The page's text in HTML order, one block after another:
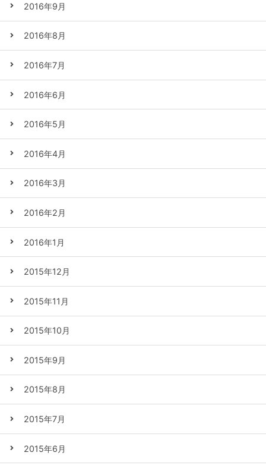
2016年9月
2016年8月
2016年7月
2016年6月
2016年5月
2016年4月
2016年3月
2016年2月
2016年1月
2015年12月
2015年11月
2015年10月
2015年9月
2015年8月
2015年7月
2015年6月